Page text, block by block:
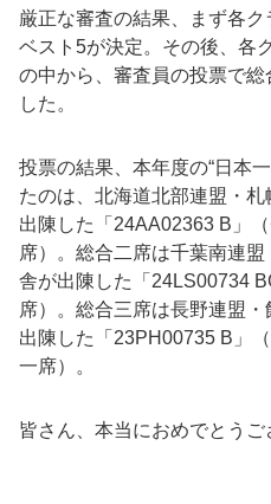
厳正な審査の結果、まず各
ベスト5が決定。その後、各
の中から、審査員の投票で
した。
投票の結果、本年度の“日本
たのは、北海道北部連盟・
出陳した「24AA02363 B」
席）。総合二席は千葉南連
舎が出陳した「24LS00734
席）。総合三席は長野連盟
出陳した「23PH00735 B」
一席）。
皆さん、本当におめでとうご